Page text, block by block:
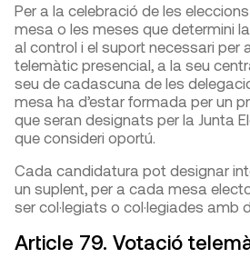
Per a la celebració de les
mesa o les meses que determini
al control i el suport necessari per
telemàtic presencial, a la seu
seu de cadascuna de les
mesa ha d’estar formada per un
que seran designats per la Junta
que consideri oportú.
Cada candidatura pot designar
un suplent, per a cada mesa
ser col·legiats o col·legiades amb
Article 79. Votació